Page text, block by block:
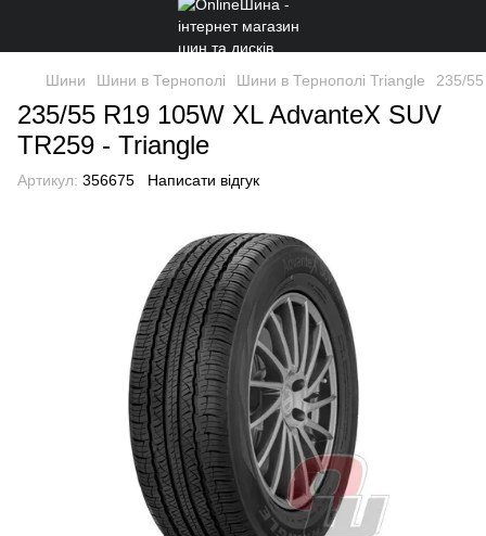
Шини Шини в Тернополі Шини в Тернополі Triangle 235/
235/55 R19 105W XL AdvanteX SUV
TR259 - Triangle
Артикул: 356675 Написати відгук